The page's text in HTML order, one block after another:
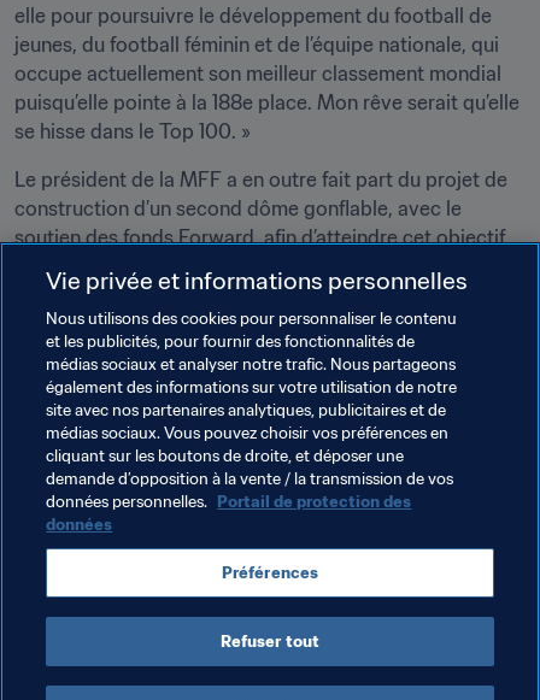
elle pour poursuivre le développement du football de
jeunes, du football féminin et de l’équipe nationale, qui
occupe actuellement son meilleur classement mondial
puisqu’elle pointe à la 188e place. Mon rêve serait qu’elle
se hisse dans le Top 100. »
Le président de la MFF a en outre fait part du projet de
construction d’un second dôme gonflable, avec le
soutien des fonds Forward, afin d’atteindre cet objectif.
Thèmes en lien
FIFA Forward Développement des talents
Président de la FIFA Associations Membres
Organisation Organisation Mongolia
Président de la FIFA
Vie privée et informations personnelles
Nous utilisons des cookies pour personnaliser le contenu
et les publicités, pour fournir des fonctionnalités de
médias sociaux et analyser notre trafic. Nous partageons
également des informations sur votre utilisation de notre
site avec nos partenaires analytiques, publicitaires et de
médias sociaux. Vous pouvez choisir vos préférences en
cliquant sur les boutons de droite, et déposer une
demande d’opposition à la vente / la transmission de vos
données personnelles. Portail de protection des
données
Préférences
Refuser tout